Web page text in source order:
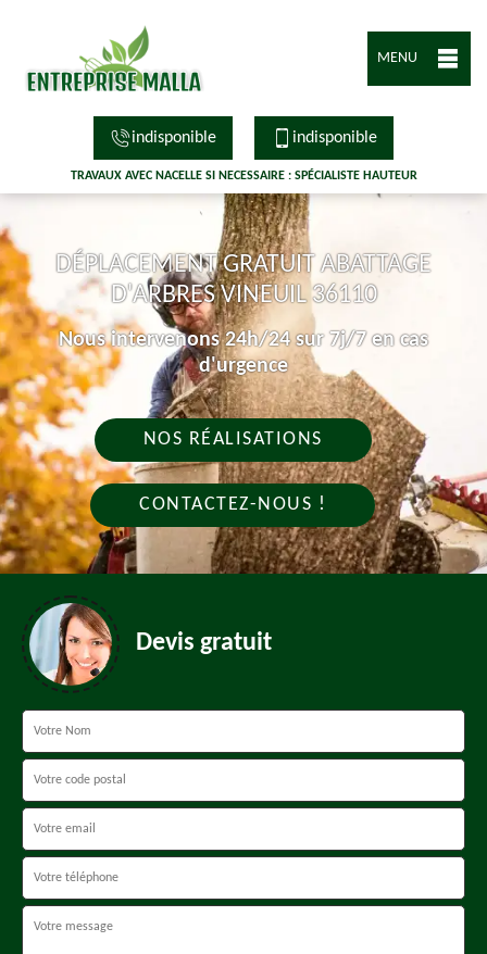
MENU
indisponible indisponible
TRAVAUX AVEC NACELLE SI NECESSAIRE : SPÉCIALISTE HAUTEUR
DÉPLACEMENT GRATUIT ABATTAGE
D'ARBRES VINEUIL 36110
Nous intervenons 24h/24 sur 7j/7 en cas
d'urgence
NOS RÉALISATIONS
CONTACTEZ-NOUS !
Devis gratuit